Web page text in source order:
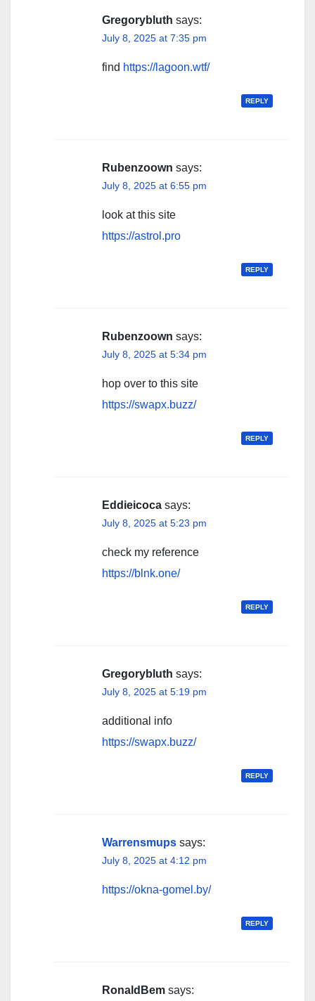
Gregorybluth says:
July 8, 2025 at 7:35 pm
find https://lagoon.wtf/
REPLY
Rubenzoown says:
July 8, 2025 at 6:55 pm
look at this site
https://astrol.pro
REPLY
Rubenzoown says:
July 8, 2025 at 5:34 pm
hop over to this site
https://swapx.buzz/
REPLY
Eddieicoca says:
July 8, 2025 at 5:23 pm
check my reference
https://blnk.one/
REPLY
Gregorybluth says:
July 8, 2025 at 5:19 pm
additional info
https://swapx.buzz/
REPLY
Warrensmups says:
July 8, 2025 at 4:12 pm
https://okna-gomel.by/
REPLY
RonaldBem says: